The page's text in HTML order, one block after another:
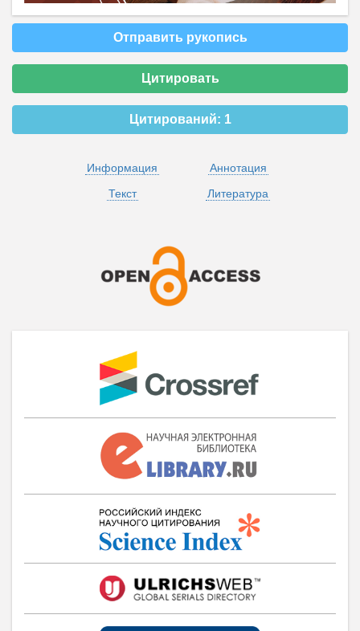
Отправить рукопись
Цитировать
Цитирований: 1
Информация
Аннотация
Текст
Литература